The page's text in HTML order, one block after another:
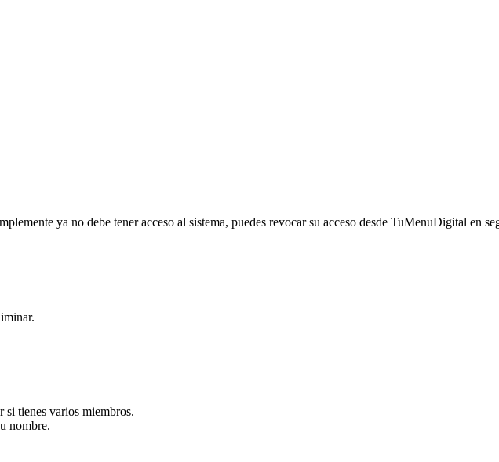
ya no debe tener acceso al sistema, puedes revocar su acceso desde TuMenuDigital en
si tienes varios miembros.
nombre.